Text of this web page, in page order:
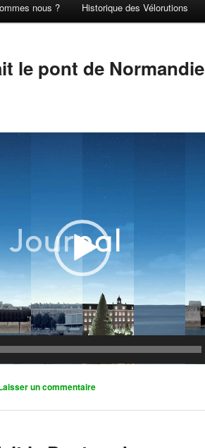
nous ? Historique des Vélorutions
le pont de Normandie
un commentaire